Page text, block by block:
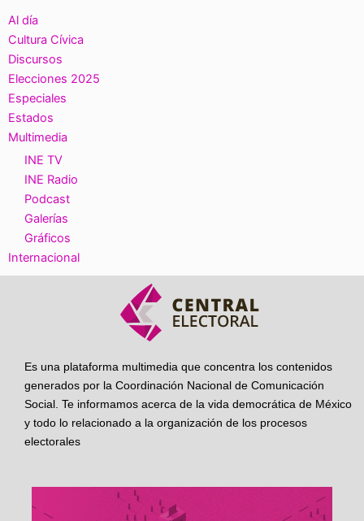
Al día
Cultura Cívica
Discursos
Elecciones 2025
Especiales
Estados
Multimedia
INE TV
INE Radio
Podcast
Galerías
Gráficos
Internacional
Es una plataforma multimedia que concentra los contenidos
generados por la Coordinación Nacional de Comunicación
Social. Te informamos acerca de la vida democrática de México
y todo lo relacionado a la organización de los procesos
electorales